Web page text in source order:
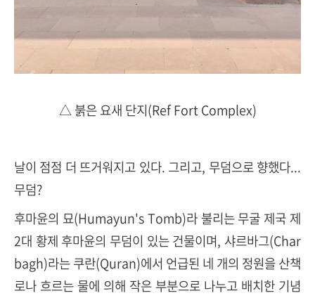
△ 붉은 요새 단지(Ref Fort Complex)
날이 점점 더 뜨거워지고 있다. 그리고, 무덤으로 향했다...
무덤?
후마윤의 묘(Humayun's Tomb)라 불리는 무굴 제국 제
2대 황제 후마윤의 무덤이 있는 건물이며, 샤르바그(Char
bagh)라는 쿠란(Quran)에서 언급된 네 개의 정원을 산책
로나 흐르는 물에 의해 작은 부분으로 나누고 배치한 기념